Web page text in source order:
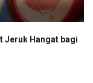
Jeruk Hangat bagi